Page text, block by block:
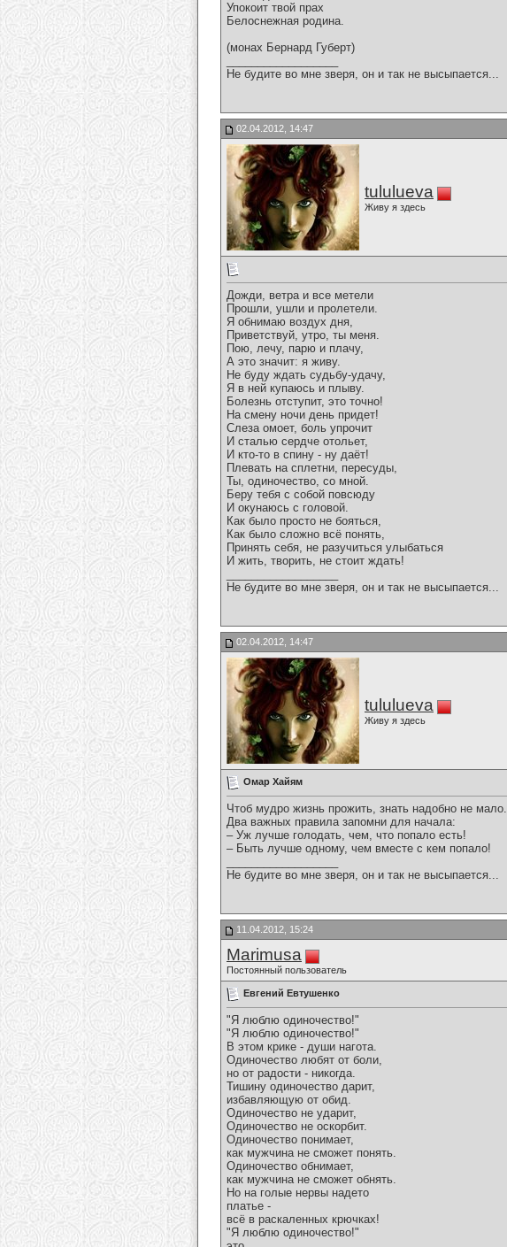
Упокоит твой прах
Белоснежная родина.
(монах Бернард Губерт)
Не будите во мне зверя, он и так не высыпается...
02.04.2012, 14:47
tululueva
Живу я здесь
Дожди, ветра и все метели
Прошли, ушли и пролетели.
Я обнимаю воздух дня,
Приветствуй, утро, ты меня.
Пою, лечу, парю и плачу,
А это значит: я живу.
Не буду ждать судьбу-удачу,
Я в ней купаюсь и плыву.
Болезнь отступит, это точно!
На смену ночи день придет!
Слеза омоет, боль упрочит
И сталью сердче отольет,
И кто-то в спину - ну даёт!
Плевать на сплетни, пересуды,
Ты, одиночество, со мной.
Беру тебя с собой повсюду
И окунаюсь с головой.
Как было просто не бояться,
Как было сложно всё понять,
Принять себя, не разучиться улыбаться
И жить, творить, не стоит ждать!
Не будите во мне зверя, он и так не высыпается...
02.04.2012, 14:47
tululueva
Живу я здесь
Омар Хайям
Чтоб мудро жизнь прожить, знать надобно не мало.
Два важных правила запомни для начала:
– Уж лучше голодать, чем, что попало есть!
– Быть лучше одному, чем вместе с кем попало!
Не будите во мне зверя, он и так не высыпается...
11.04.2012, 15:24
Marimusa
Постоянный пользователь
Евгений Евтушенко
"Я люблю одиночество!"
"Я люблю одиночество!"
В этом крике - души нагота.
Одиночество любят от боли,
но от радости - никогда.
Тишину одиночество дарит,
избавляющую от обид.
Одиночество не ударит,
Одиночество не оскорбит.
Одиночество понимает,
как мужчина не сможет понять.
Одиночество обнимает,
как мужчина не сможет обнять.
Но на голые нервы надето
платье -
всё в раскаленных крючках!
"Я люблю одиночество!"